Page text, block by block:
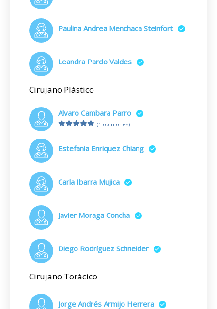
Paulina Andrea Menchaca Steinfort
Leandra Pardo Valdes
Cirujano Plástico
Alvaro Cambara Parro
(1 opiniones)
Estefania Enriquez Chiang
Carla Ibarra Mujica
Javier Moraga Concha
Diego Rodríguez Schneider
Cirujano Torácico
Jorge Andrés Armijo Herrera